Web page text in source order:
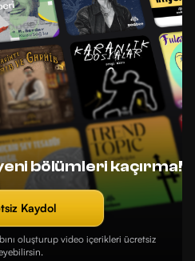
bölümleri kaçırma!
Kaydol
oluşturup video içerikleri ücretsiz